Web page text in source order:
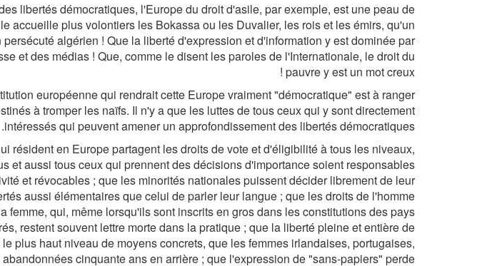
libertés démocratiques, l'Europe du droit d'asile, par exemple, est une peau de
accueille plus volontiers les Bokassa ou les Duvalier, les rois et les émirs, qu'un
algérien ! Que la liberté d'expression et d'information y est dominée par
et des médias ! Que, comme le disent les paroles de l'Internationale, le droit du
pauvre y est un mot creux !
européenne qui rendrait cette Europe vraiment "démocratique" est à ranger
à tromper les naïfs. Il n'y a que les luttes de tous ceux qui y sont directement
intéressés qui peuvent amener un approfondissement des libertés démocratiques.
résident en Europe partagent les droits de vote et d'éligibilité à tous les niveaux,
et aussi tous ceux qui prennent des décisions d'importance soient responsables
et révocables ; que les minorités nationales puissent décider librement de leur
aussi élémentaires que celui de parler leur langue ; que les droits de l'homme
femme, qui, même lorsqu'ils sont inscrits en gros dans les constitutions des pays
restent souvent lettre morte dans la pratique ; que la liberté pleine et entière de
plus haut niveau de moyens concrets, que les femmes irlandaises, portugaises,
cinquante ans en arrière ; que l'expression de "sans-papiers" perde